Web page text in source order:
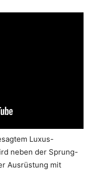
Luxus-
neben der Sprung-
Ausrüstung mit